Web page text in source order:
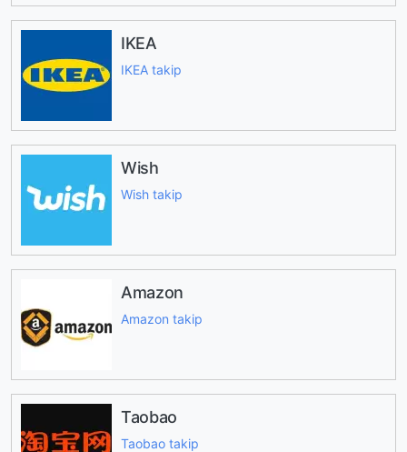
IKEA
IKEA takip
Wish
Wish takip
Amazon
Amazon takip
Taobao
Taobao takip